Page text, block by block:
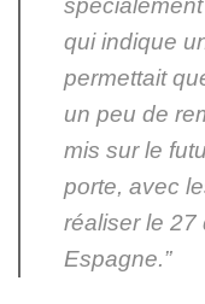
qui indique
permettait
un peu de
mis sur le
porte, avec
réaliser le 27
Espagne.”